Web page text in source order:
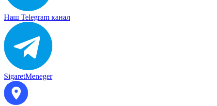
Наш Telegram канал
SigaretMeneger